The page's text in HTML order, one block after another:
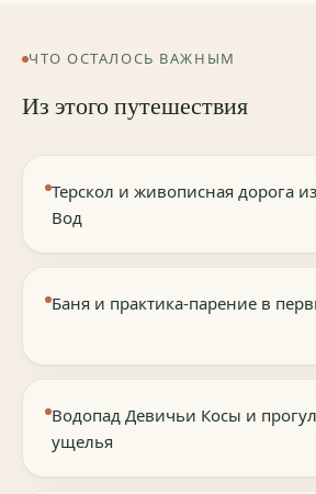
ЧТО ОСТАЛОСЬ ВАЖНЫМ
Из этого путешествия
Терскол и живописная дорога
Вод
Баня и практика-парение в
Водопад Девичьи Косы и
ущелья